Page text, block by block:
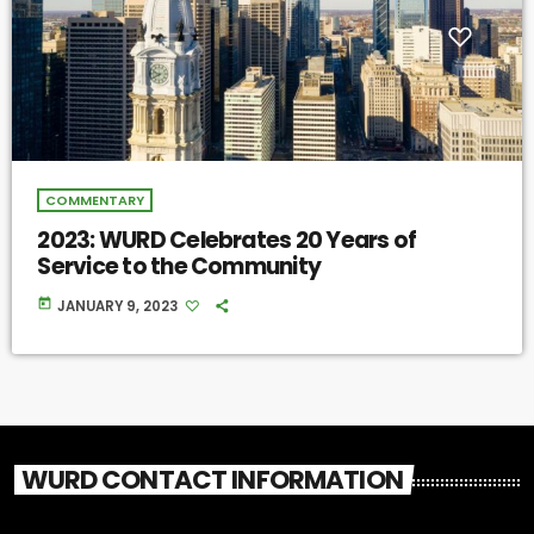
COMMENTARY
2023: WURD Celebrates 20 Years of
Service to the Community
today JANUARY 9, 2023
WURD CONTACT INFORMATION